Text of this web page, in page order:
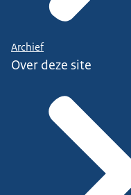
Archief
Over deze site